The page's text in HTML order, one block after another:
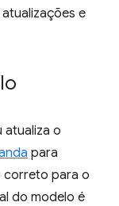
e
atualiza o
para
correto para o
do modelo é